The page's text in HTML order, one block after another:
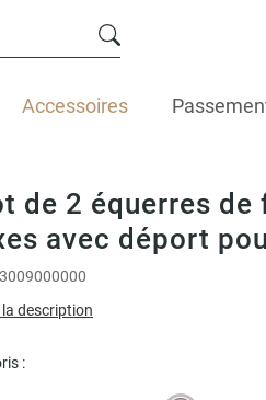
Accessoires
de 2 équerres
avec déport
3009000000
description
: